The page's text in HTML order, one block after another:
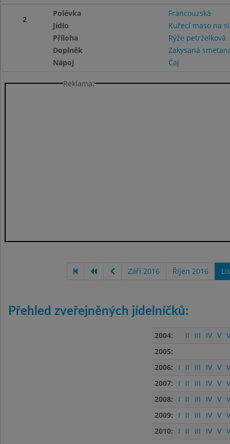
2
Polévka
Francouzská
Jídlo
Kuřecí maso na
Příloha
Rýže petrželková
Doplněk
Zakysaná
Nápoj
Čaj
Reklama:
Září 2016 Říjen 2016
Přehled zveřejněných jídelníčků:
2004: II III IV V
2005:
2006:
I II III IV V
2007:
I II III IV V
2008:
I II III IV V
2009:
I II III IV V
2010:
I II III IV V